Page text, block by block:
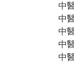
中
中
中
中
中